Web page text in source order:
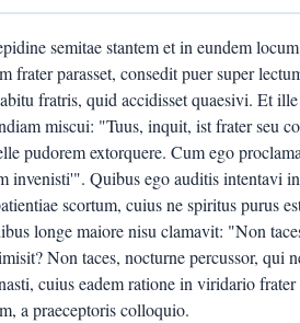
semitae stantem et in eundem
parasset, consedit puer super
fratris, quid accidisset quaesivi. Et
miscui: "Tuus, inquit, ist frater seu
pudorem extorquere. Cum ego
invenisti'". Quibus ego auditis intentavi
scortum, cuius ne spiritus purus
longe maiore nisu clamavit: "Non
Non taces, nocturne percussor, qui
cuius eadem ratione in viridario
a praeceptoris colloquio.